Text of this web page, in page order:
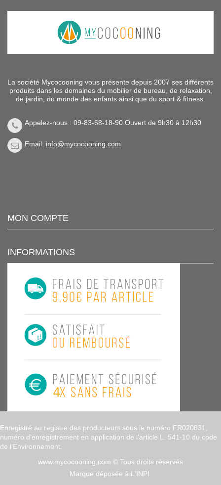
La société Mycocooning vous présente depuis 2007 ses différents
produits dans les domaines du mobilier de bureau, de relaxation,
de jardin, du monde des enfants ainsi que du sport & fitness.
Appelez-nous : 09-83-68-18-90 Ouvert de 9h30 à 12h30
Email: info@mycocooning.com
MON COMPTE
INFORMATIONS
Enregistré au registre des producteurs sous le numéro FR020831,
numéro d’enregistrement en application de l’article L. 541-10 du code
de l'Environnement.
www.mycocooning.com © Tous droits réservés
Marque déposée à L'INPI